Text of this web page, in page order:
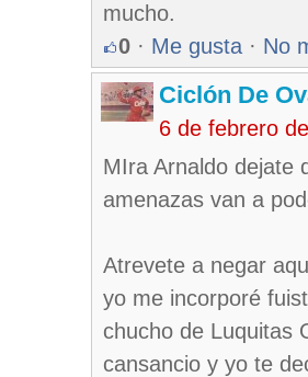
mucho.
0 · Me gusta · No
Ciclón De
6 de febrero
MIra Arnaldo dejate
amenazas van a
Atrevete a negar
yo me incorporé
chucho de Luquitas
cansancio y yo te